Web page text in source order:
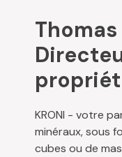
KRONI - votre
minéraux, sous
cubes ou de